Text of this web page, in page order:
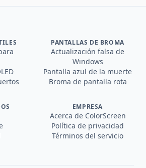
PANTALLAS DE BROMA
Actualización falsa de
Windows
Pantalla azul de la muerte
Broma de pantalla rota
EMPRESA
Acerca de ColorScreen
Política de privacidad
Términos del servicio